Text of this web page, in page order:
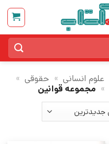
علوم انسانی » حقوقی »
» مجموعه قوانین